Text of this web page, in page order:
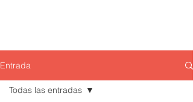
Entrada
Todas las entradas